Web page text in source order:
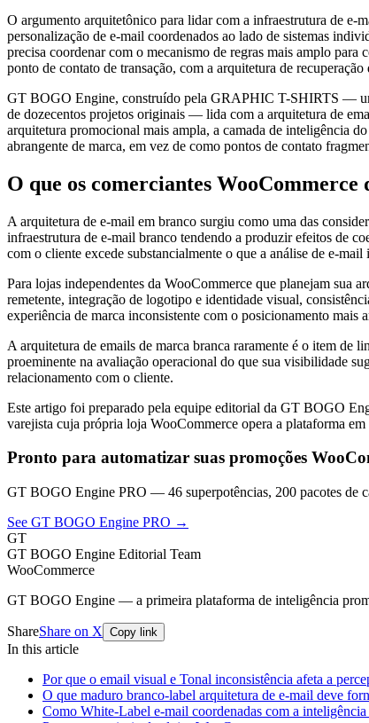
O argumento arquitetônico para lidar com a infraestrutura de e-
personalização de e-mail coordenados ao lado de sistemas
precisa coordenar com o mecanismo de regras mais amplo
ponto de contato de transação, com a arquitetura de
GT BOGO Engine, construído pela GRAPHIC T-SHIRTS —
de dozecentos projetos originais — lida com a arquitetura de
arquitetura promocional mais ampla, a camada de inteligência
abrangente de marca, em vez de como pontos de contato
O que os comerciantes
A arquitetura de e-mail em branco surgiu como uma das
infraestrutura de e-mail branco tendendo a produzir efeitos de
com o cliente excede substancialmente o que a análise de e-
Para lojas independentes da WooCommerce que planejam sua
remetente, integração de logotipo e identidade visual,
experiência de marca inconsistente com o posicionamento mais
A arquitetura de emails de marca branca raramente é o item de
proeminente na avaliação operacional do que sua visibilidade
relacionamento com o cliente.
Este artigo foi preparado pela equipe editorial da GT BOGO
varejista cuja própria loja WooCommerce opera a plataforma
Pronto para automatizar suas promoções
GT BOGO Engine PRO — 46 superpotências, 200 pacotes de
See GT BOGO Engine PRO →
GT
GT BOGO Engine Editorial Team
WooCommerce
GT BOGO Engine — a primeira plataforma de inteligência
ShareShare on X Copy link
In this article
Por que o email visual e Tonal inconsistência afeta a
O que maduro branco-label arquitetura de e-mail deve
Como White-Label e-mail coordenadas com a